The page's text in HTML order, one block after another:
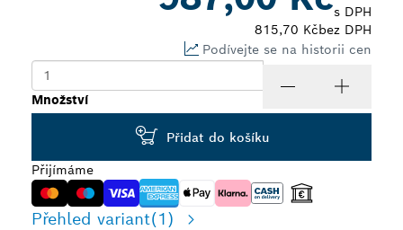
s DPH
815,70 Kčbez DPH
Podívejte se na historii cen
Množství
Přidat do košíku
Přijímáme
Přehled variant(1)